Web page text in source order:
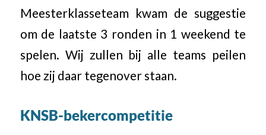
Meesterklasseteam kwam de suggestie
om de laatste 3 ronden in 1 weekend te
spelen. Wij zullen bij alle teams peilen
hoe zij daar tegenover staan.
KNSB-bekercompetitie